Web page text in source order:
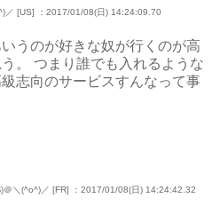
／ [US] ：2017/01/08(日) 14:24:09.70
うのが好きな奴が行くのが高
。 つまり誰でも入れるような
志向のサービスすんなって事
＠＼(^o^)／ [FR] ：2017/01/08(日) 14:24:42.32